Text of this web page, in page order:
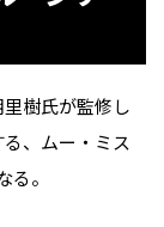
樹氏が監修し
、ムー・ミス
。